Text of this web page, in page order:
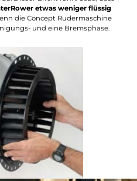
verwendete Art des
sich auch in der
Luftwiderstand in 10
rt wird, ist beim WaterRower mehr
muss die Füllmenge im
ist es mehrere
die Füllmenge nicht vor jedem
Fakt: Wasser besitzt eine 860-fach
eine doppelte
viermal so viel Kraft aufwenden.
selbstbestimmend
Beide Systeme erzeugen
Egal ob Kraft-, Cardio- oder